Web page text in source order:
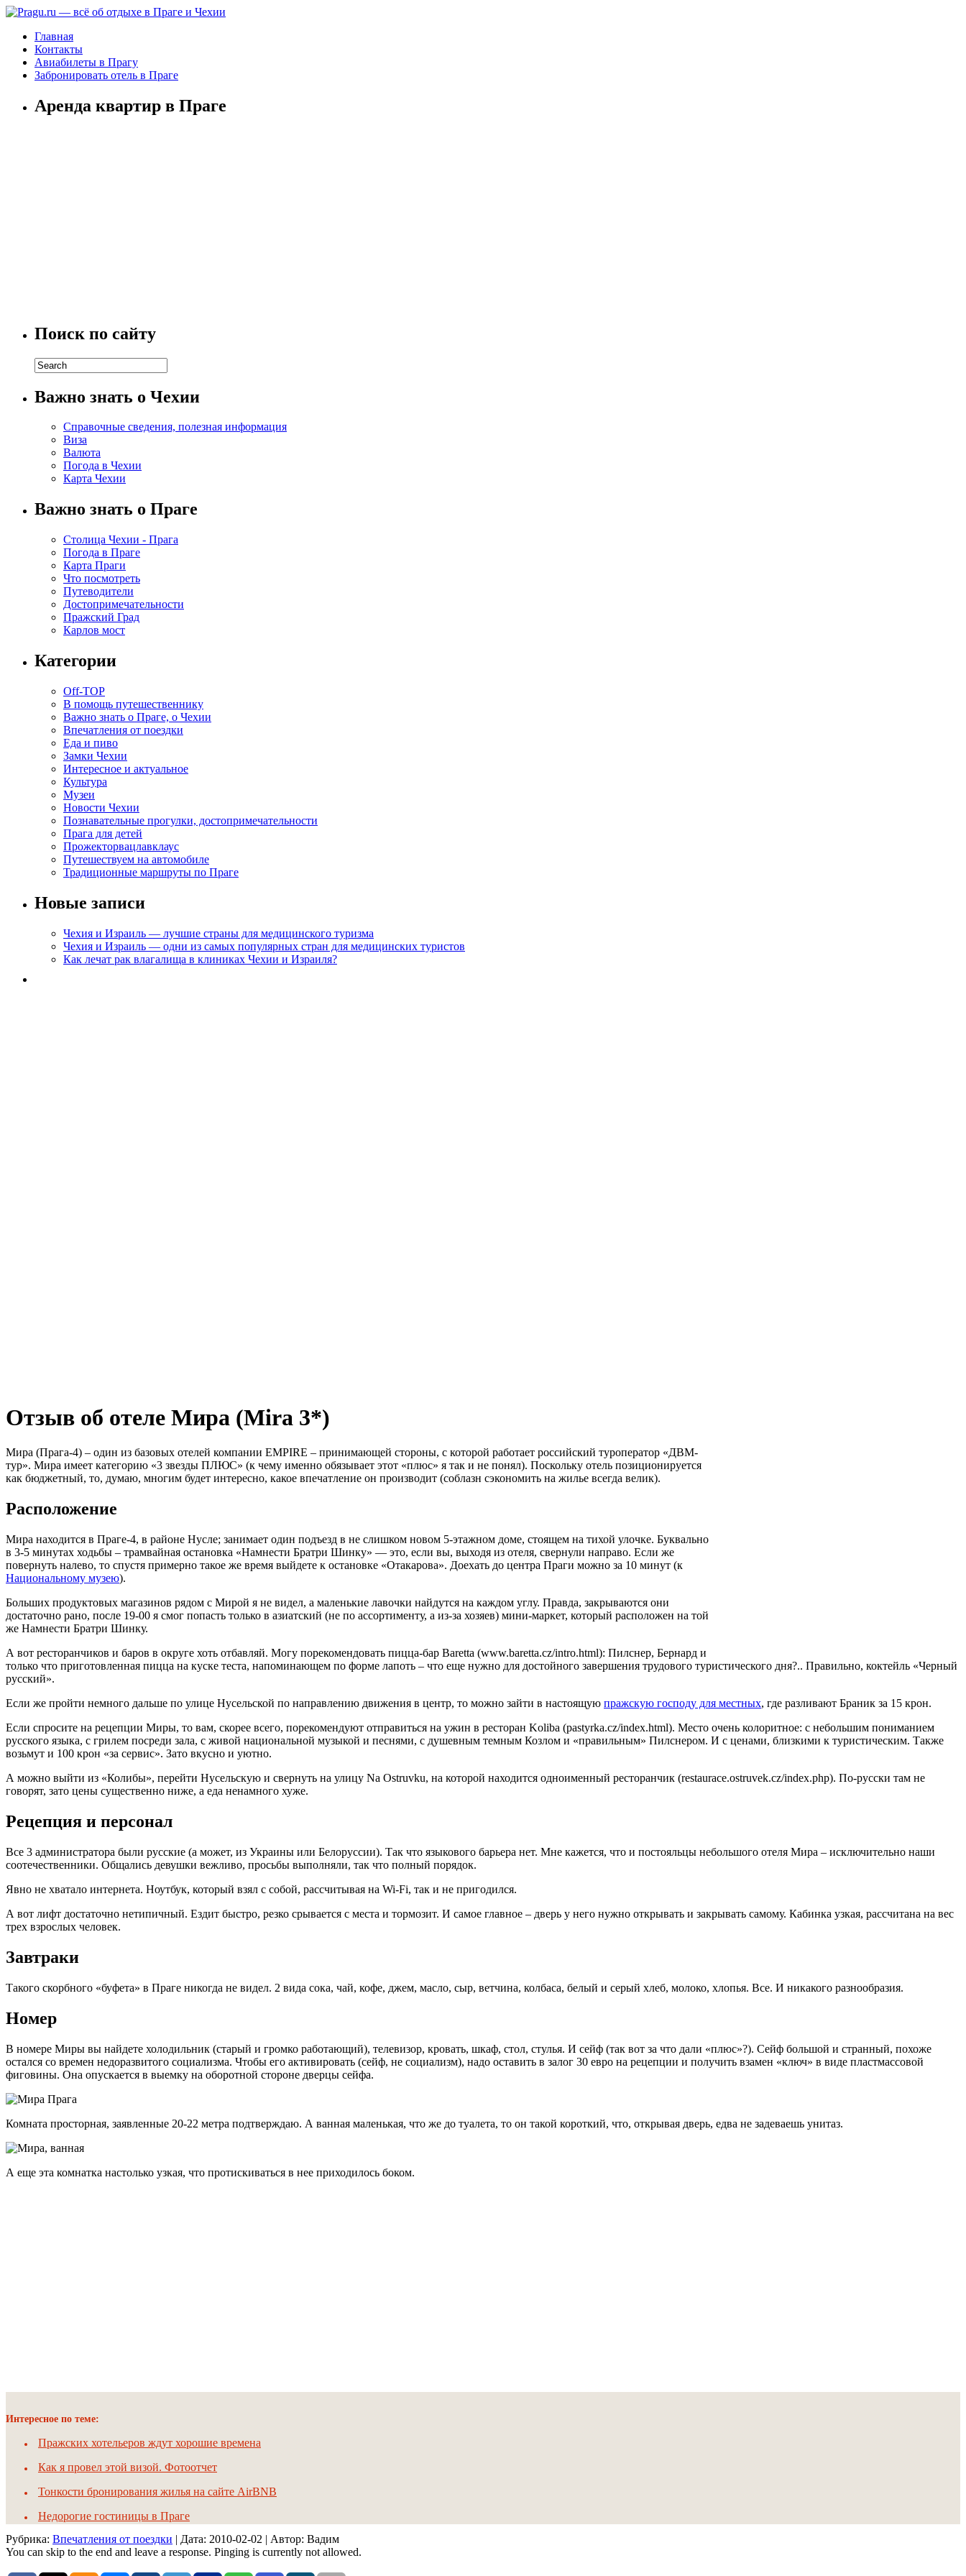
Главная
Контакты
Авиабилеты в Прагу
Забронировать отель в Праге
Аренда квартир в Праге
Поиск по сайту
Важно знать о Чехии
Справочные сведения, полезная информация
Виза
Валюта
Погода в Чехии
Карта Чехии
Важно знать о Праге
Столица Чехии - Прага
Погода в Праге
Карта Праги
Что посмотреть
Путеводители
Достопримечательности
Пражский Град
Карлов мост
Категории
Off-TOP
В помощь путешественнику
Важно знать о Праге, о Чехии
Впечатления от поездки
Еда и пиво
Замки Чехии
Интересное и актуальное
Культура
Музеи
Новости Чехии
Познавательные прогулки, достопримечательности
Прага для детей
Прожекторвацлавклаус
Путешествуем на автомобиле
Традиционные маршруты по Праге
Новые записи
Чехия и Израиль — лучшие страны для медицинского туризма
Чехия и Израиль — одни из самых популярных стран для медицинских туристов
Как лечат рак влагалища в клиниках Чехии и Израиля?
Отзыв об отеле Мира (Mira 3*)
Мира (Прага-4) – один из базовых отелей компании EMPIRE – принимающей стороны, с которой работает российский туроператор «ДВМ-
тур». Мира имеет категорию «3 звезды ПЛЮС» (к чему именно обязывает этот «плюс» я так и не понял). Поскольку отель позиционируется
как бюджетный, то, думаю, многим будет интересно, какое впечатление он производит (соблазн сэкономить на жилье всегда велик).
Расположение
Мира находится в Праге-4, в районе Нусле; занимает один подъезд в не слишком новом 5-этажном доме, стоящем на тихой улочке. Буквально
в 3-5 минутах ходьбы – трамвайная остановка «Намнести Братри Шинку» — это, если вы, выходя из отеля, свернули направо. Если же
повернуть налево, то спустя примерно такое же время выйдете к остановке «Отакарова». Доехать до центра Праги можно за 10 минут (к
Национальному музею).
Больших продуктовых магазинов рядом с Мирой я не видел, а маленькие лавочки найдутся на каждом углу. Правда, закрываются они
достаточно рано, после 19-00 я смог попасть только в азиатский (не по ассортименту, а из-за хозяев) мини-маркет, который расположен на той
же Намнести Братри Шинку.
А вот ресторанчиков и баров в округе хоть отбавляй. Могу порекомендовать пицца-бар Baretta (www.baretta.cz/intro.html): Пилснер, Бернард и
только что приготовленная пицца на куске теста, напоминающем по форме лапоть – что еще нужно для достойного завершения трудового туристического дня?.. Правильно, коктейль «Черный
русский».
Если же пройти немного дальше по улице Нусельской по направлению движения в центр, то можно зайти в настоящую пражскую господу для местных, где разливают Браник за 15 крон.
Если спросите на рецепции Миры, то вам, скорее всего, порекомендуют отправиться на ужин в ресторан Koliba (pastyrka.cz/index.html). Место очень колоритное: с небольшим пониманием
русского языка, с грилем посреди зала, с живой национальной музыкой и песнями, с душевным темным Козлом и «правильным» Пилснером. И с ценами, близкими к туристическим. Также
возьмут и 100 крон «за сервис». Зато вкусно и уютно.
А можно выйти из «Колибы», перейти Нусельскую и свернуть на улицу Na Ostruvku, на которой находится одноименный ресторанчик (restaurace.ostruvek.cz/index.php). По-русски там не
говорят, зато цены существенно ниже, а еда ненамного хуже.
Рецепция и персонал
Все 3 администратора были русские (а может, из Украины или Белоруссии). Так что языкового барьера нет. Мне кажется, что и постояльцы небольшого отеля Мира – исключительно наши
соотечественники. Общались девушки вежливо, просьбы выполняли, так что полный порядок.
Явно не хватало интернета. Ноутбук, который взял с собой, рассчитывая на Wi-Fi, так и не пригодился.
А вот лифт достаточно нетипичный. Ездит быстро, резко срывается с места и тормозит. И самое главное – дверь у него нужно открывать и закрывать самому. Кабинка узкая, рассчитана на вес
трех взрослых человек.
Завтраки
Такого скорбного «буфета» в Праге никогда не видел. 2 вида сока, чай, кофе, джем, масло, сыр, ветчина, колбаса, белый и серый хлеб, молоко, хлопья. Все. И никакого разнообразия.
Номер
В номере Миры вы найдете холодильник (старый и громко работающий), телевизор, кровать, шкаф, стол, стулья. И сейф (так вот за что дали «плюс»?). Сейф большой и странный, похоже
остался со времен недоразвитого социализма. Чтобы его активировать (сейф, не социализм), надо оставить в залог 30 евро на рецепции и получить взамен «ключ» в виде пластмассовой
фиговины. Она опускается в выемку на оборотной стороне дверцы сейфа.
Комната просторная, заявленные 20-22 метра подтверждаю. А ванная маленькая, что же до туалета, то он такой короткий, что, открывая дверь, едва не задеваешь унитаз.
А еще эта комнатка настолько узкая, что протискиваться в нее приходилось боком.
Интересное по теме:
Пражских хотельеров ждут хорошие времена
Как я провел этой визой. Фотоотчет
Тонкости бронирования жилья на сайте AirBNB
Недорогие гостиницы в Праге
Рубрика: Впечатления от поездки | Дата: 2010-02-02 | Автор: Вадим
You can skip to the end and leave a response. Pinging is currently not allowed.